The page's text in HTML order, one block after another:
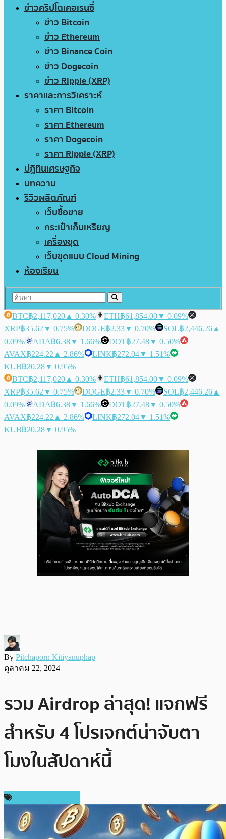
ข่าวคริปโตเคอเรนซี่
ข่าว Bitcoin
ข่าว Ethereum
ข่าว Binance Coin
ข่าว Dogecoin
ข่าว Ripple (XRP)
ราคาและการวิเคราะห์
ราคา Bitcoin
ราคา Ethereum
ราคา Dogecoin
ราคา Ripple (XRP)
ปฏิทินเศรษฐกิจ
บทความ
รีวิวผลิตภัณฑ์
เว็บซื้อขาย
กระเป๋าเก็บเหรียญ
เครื่องขุด
เว็บขุดแบบ Cloud Mining
ห้องเรียน
BTC฿2,117,020 ▲ 0.30% ETH฿61,854.00▼ 0.09%
XRP฿35.62 ▼ 0.75% DOGE฿2.33▼ 0.70% SOL฿2,446.26 ▲
0.09%
ADA฿6.38▼ 1.66% DOT฿27.48▼ 0.50%
AVAX฿224.22 ▲ 2.86% LINK฿272.04▼ 1.51%
KUB฿20.28▼ 0.95%
BTC฿2,117,020 ▲ 0.30% ETH฿61,854.00▼ 0.09%
XRP฿35.62 ▼ 0.75% DOGE฿2.33▼ 0.70% SOL฿2,446.26 ▲
0.09%
ADA฿6.38▼ 1.66% DOT฿27.48▼ 0.50%
AVAX฿224.22 ▲ 2.86% LINK฿272.04▼ 1.51%
KUB฿20.28▼ 0.95%
By Pitchaporn Kitiyanuphap
ตุลาคม 22, 2024
รวม Airdrop ล่าสุด! แจกฟรี
สำหรับ 4 โปรเจกต์น่าจับตา
โมงในสัปดาห์นี้